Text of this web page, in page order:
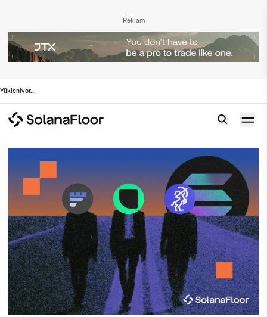
Reklam
Yükleniyor...